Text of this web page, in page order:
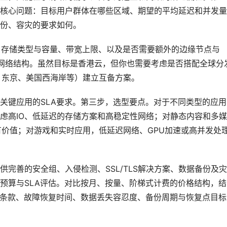
心问题：目标用户群体在哪些区域、期望的平均延迟和并发
、容灾的要求如何。
储类型与容量、带宽上限、以及是否需要额外的边缘节点与
结构。虽然目标是香港云，但你也需要考虑是否搭配全球分
京、美国西海岸等）建立互备方案。
键应用的SLA要求。第三步，选型要点。对于不同类型的应
高IO、低延迟的存储方案和高稳定性网络；对静态内容和多
值；对游戏和实时应用，低延迟网络、GPU加速或高并发处
完善的安全组、入侵检测、SSL/TLS解决方案、数据备份及
算与SLA评估。对比按月、按量、阶梯式计费的价格结构，
款、故障恢复时间、数据丢失容忍度、备份周期与恢复点目标